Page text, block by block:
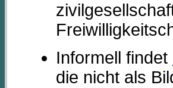
Informell findet
die nicht als